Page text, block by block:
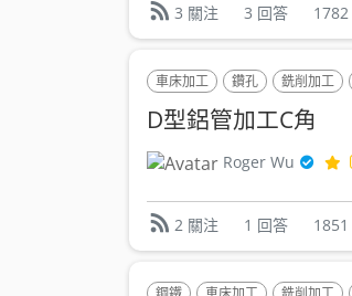
3 關注 3 回答
車床加工 鑽孔 銑削加工
D型鋁管加工C角
Roger Wu
2 關注 1 回答